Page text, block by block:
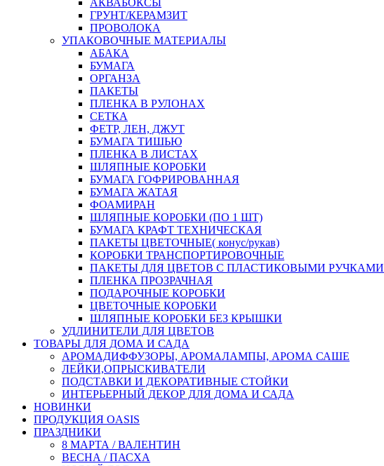
АКВАБОКСЫ
ГРУНТ/КЕРАМЗИТ
ПРОВОЛОКА
УПАКОВОЧНЫЕ МАТЕРИАЛЫ
АБАКА
БУМАГА
ОРГАНЗА
ПАКЕТЫ
ПЛЕНКА В РУЛОНАХ
СЕТКА
ФЕТР, ЛЕН, ДЖУТ
БУМАГА ТИШЬЮ
ПЛЕНКА В ЛИСТАХ
ШЛЯПНЫЕ КОРОБКИ
БУМАГА ГОФРИРОВАННАЯ
БУМАГА ЖАТАЯ
ФОАМИРАН
ШЛЯПНЫЕ КОРОБКИ (ПО 1 ШТ)
БУМАГА КРАФТ ТЕХНИЧЕСКАЯ
ПАКЕТЫ ЦВЕТОЧНЫЕ( конус/рукав)
КОРОБКИ ТРАНСПОРТИРОВОЧНЫЕ
ПАКЕТЫ ДЛЯ ЦВЕТОВ С ПЛАСТИКОВЫМИ РУЧКАМИ
ПЛЕНКА ПРОЗРАЧНАЯ
ПОДАРОЧНЫЕ КОРОБКИ
ЦВЕТОЧНЫЕ КОРОБКИ
ШЛЯПНЫЕ КОРОБКИ БЕЗ КРЫШКИ
УДЛИНИТЕЛИ ДЛЯ ЦВЕТОВ
ТОВАРЫ ДЛЯ ДОМА И САДА
АРОМАДИФФУЗОРЫ, АРОМАЛАМПЫ, АРОМА САШЕ
ЛЕЙКИ,ОПРЫСКИВАТЕЛИ
ПОДСТАВКИ И ДЕКОРАТИВНЫЕ СТОЙКИ
ИНТЕРЬЕРНЫЙ ДЕКОР ДЛЯ ДОМА И САДА
НОВИНКИ
ПРОДУКЦИЯ OASIS
ПРАЗДНИКИ
8 МАРТА / ВАЛЕНТИН
ВЕСНА / ПАСХА